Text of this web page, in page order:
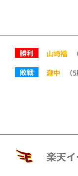
勝利 山崎福
敗戦
瀧中 （
楽天